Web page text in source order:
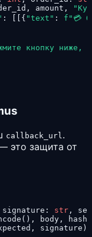
amount,
: [[{ "text" : f"💳
кнопку ниже,
callback_url .
это защита от
str ,
body,
signature)